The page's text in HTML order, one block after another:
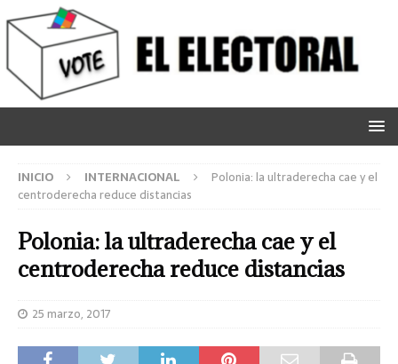
INICIO INTERNACIONAL
Polonia: la ultraderecha cae y el
centroderecha reduce distancias
Polonia: la ultraderecha cae y el
centroderecha reduce distancias
25 marzo, 2017